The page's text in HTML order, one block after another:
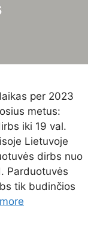
per 2023
metus:
iki 19 val.
Lietuvoje
dirbs nuo
Parduotuvės
tik budinčios